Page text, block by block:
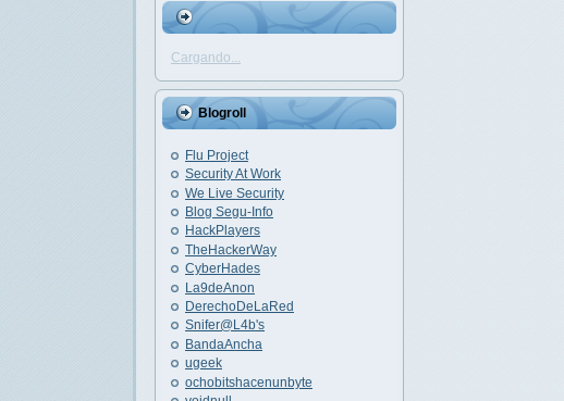
Cargando...
Blogroll
Flu Project
Security At Work
We Live Security
Blog Segu-Info
HackPlayers
TheHackerWay
CyberHades
La9deAnon
DerechoDeLaRed
Snifer@L4b's
BandaAncha
ugeek
ochobitshacenunbyte